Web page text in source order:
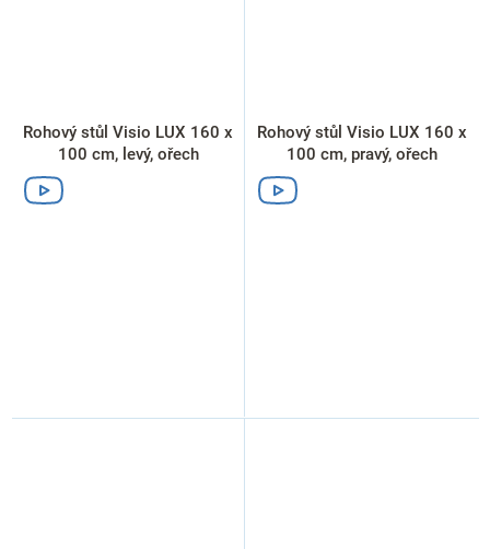
Rohový stůl Visio LUX 160 x
100 cm, levý, ořech
Rohový stůl Visio LUX 160 x
100 cm, pravý, ořech